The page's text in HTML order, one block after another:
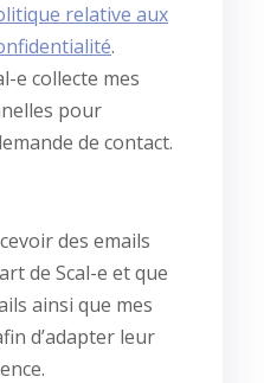
relative aux
.
e collecte mes
pour
de contact.
des emails
de Scal-e et que
ainsi que mes
d’adapter leur